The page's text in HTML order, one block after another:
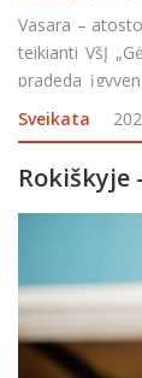
Vasara –
teikianti VšĮ
pradeda
direktorės
Sveikata
Rokiškyje